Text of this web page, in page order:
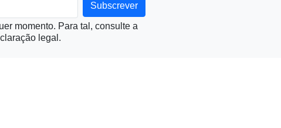
momento. Para tal, consulte a
legal.